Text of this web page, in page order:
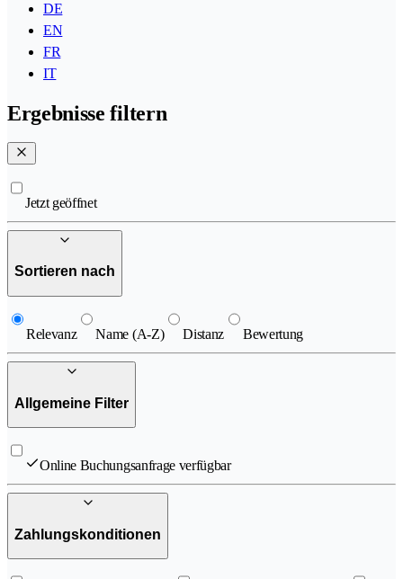
DE
EN
FR
IT
Ergebnisse filtern
Jetzt geöffnet
Sortieren nach
Relevanz Name (A-Z) Distanz Bewertung
Allgemeine Filter
Online Buchungsanfrage verfügbar
Zahlungskonditionen